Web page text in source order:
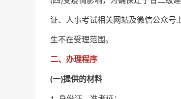
证、人事考试相关网站及微信公众号
生不在受理范围。
二、办理程序
(一)提供的材料